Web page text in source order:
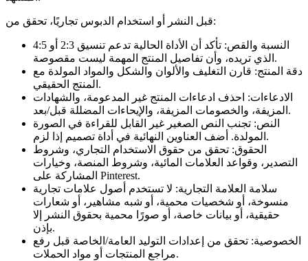
قبل النشر أو استخدام الدبوس تجاريًا، تحقق من:
النسبة والقص: تأكد أن الأداة الحالية تدعم تنسيق 2:3 أو 4:5
الذي تريده، وأن تفاصيل المنتج المهمة ليست مقصوصة.
دقة المنتج: قارن التغليف والألوان والشكل والمواد المولدة مع
المنتج الحقيقي.
الادعاءات: احذف ادعاءات المنتج غير المدعومة، والشهادات
المزيفة، والخصومات المزيفة، والإيحاءات المضللة قبل/بعد.
النص: تجنب النص الصغير غير القابل للقراءة في الصورة
المولدة. أضف العناوين النهائية في أداة تصميم إذا لزم.
الحقوق: تحقق من حقوق الاستخدام التجاري، وشروط
التصدير، وقواعد العلامات المائية، وشروط المنصة، وخيارات
المشاركة على Pinterest.
سلامة العلامة التجارية: لا تستخدم أصول علامات تجارية
منسوخة، أو شخصيات محمية، أو شبه مشاهير، أو شعارات
حقيقية، أو بيانات خاصة، أو صورًا محمية بحقوق النشر إلا
بإذن.
الخصوصية: تحقق من إعدادات التوليد العامة/الخاصة قبل رفع
مراجع المنتجات أو مواد الحملات.